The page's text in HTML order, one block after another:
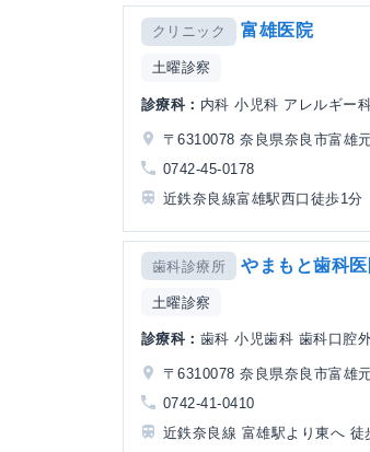
クリニック 富雄医院
土曜診察
診療科： 内科 小児科 アレルギー
〒6310078 奈良県奈良市富雄
0742-45-0178
近鉄奈良線富雄駅西口徒歩1分
歯科診療所 やまもと歯科
土曜診察
診療科： 歯科 小児歯科 歯科口腔
〒6310078 奈良県奈良市富雄
0742-41-0410
近鉄奈良線 富雄駅より東へ 徒